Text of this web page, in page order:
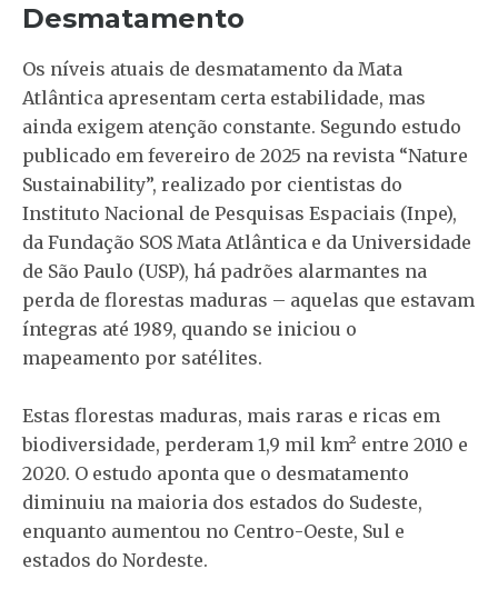
Desmatamento
Os níveis atuais de desmatamento da Mata
Atlântica apresentam certa estabilidade, mas
ainda exigem atenção constante. Segundo estudo
publicado em fevereiro de 2025 na revista “Nature
Sustainability”, realizado por cientistas do
Instituto Nacional de Pesquisas Espaciais (Inpe),
da Fundação SOS Mata Atlântica e da Universidade
de São Paulo (USP), há padrões alarmantes na
perda de florestas maduras – aquelas que estavam
íntegras até 1989, quando se iniciou o
mapeamento por satélites.
Estas florestas maduras, mais raras e ricas em
biodiversidade, perderam 1,9 mil km² entre 2010 e
2020. O estudo aponta que o desmatamento
diminuiu na maioria dos estados do Sudeste,
enquanto aumentou no Centro-Oeste, Sul e
estados do Nordeste.